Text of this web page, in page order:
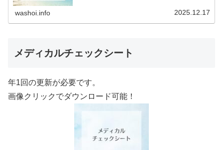
（12.19更新）ダウンロードPDFでアップロード
washoi.info 2025.12.17
メディカルチェックシート
年1回の更新が必要です。
画像クリックでダウンロード可能！